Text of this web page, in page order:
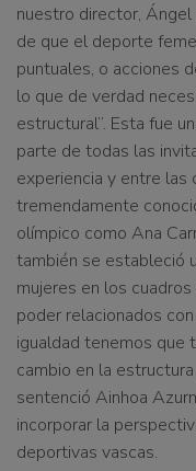
nuestro director,
de que el deporte
puntuales, o acciones
lo que de verdad
estructural”. Esta fue
parte de todas las
experiencia y entre las
tremendamente
olímpico como Ana
también se estableció
mujeres en los
poder relacionados
igualdad tenemos que
cambio en la
sentenció Ainhoa
incorporar la
deportivas vascas.